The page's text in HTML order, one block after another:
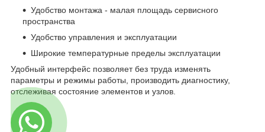
Удобство монтажа - малая площадь сервисного
пространства
Удобство управления и эксплуатации
Широкие температурные пределы эксплуатации
Удобный интерфейс позволяет без труда изменять
параметры и режимы работы, производить диагностику,
отслеживая состояние элементов и узлов.